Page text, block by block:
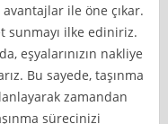
ile öne çıkar.
sunmayı ilke ediniriz.
eşyalarınızın nakliye
Bu sayede, taşınma
zamandan
sürecinizi